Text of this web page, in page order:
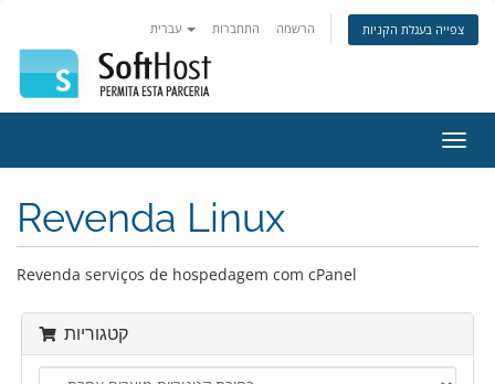
התחברות הרשמה צפייה בעגלת הקניות
ניווט
Revenda Linux
Revenda serviços de hospedagem com cPanel
קטגוריות